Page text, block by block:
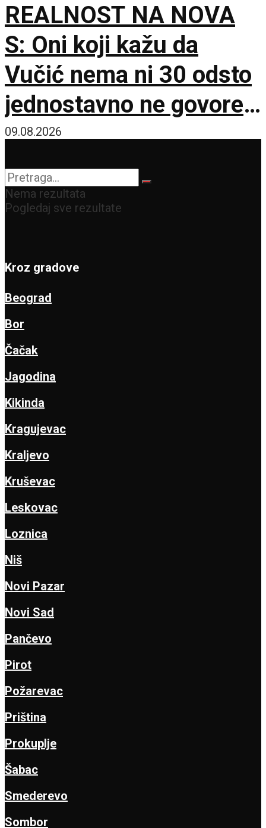
REALNOST NA NOVA
S: Oni koji kažu da
Vučić nema ni 30 odsto
jednostavno ne govore
istinu
09.08.2026
Nema rezultata
Pogledaj sve rezultate
Kroz gradove
Beograd
Bor
Čačak
Jagodina
Kikinda
Kragujevac
Kraljevo
Kruševac
Leskovac
Loznica
Niš
Novi Pazar
Novi Sad
Pančevo
Pirot
Požarevac
Priština
Prokuplje
Šabac
Smederevo
Sombor